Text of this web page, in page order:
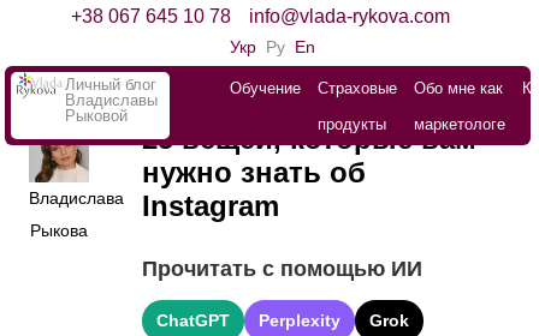
+38 067 645 10 78 info@vlada-rykova.com
Укр Ру En
Личный блог
Владиславы
Рыковой
Обучение
Страховые
продукты
Обо мне как
маркетологе
Владислава
Рыкова
25 вещей, которые вам
нужно знать об
Instagram
Прочитать с помощью ИИ
ChatGPT Perplexity Grok